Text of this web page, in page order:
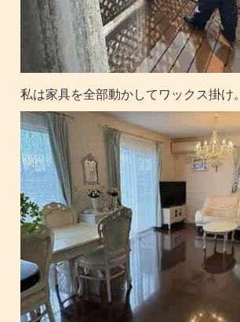
私は家具を全部動かしてワックス掛け。